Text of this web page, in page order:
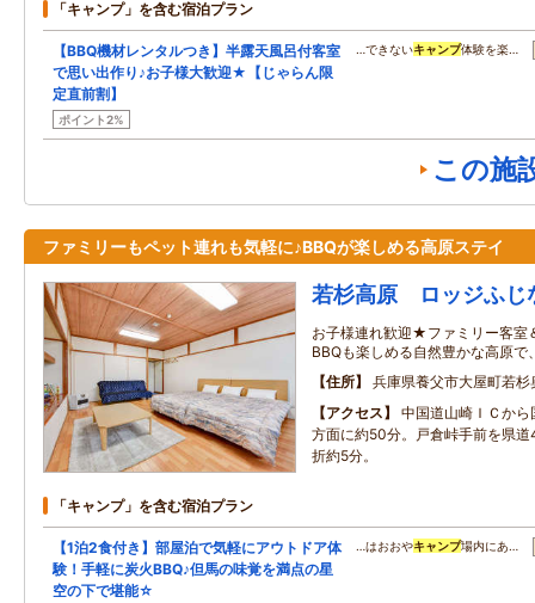
「キャンプ」を含む宿泊プラン
【BBQ機材レンタルつき】半露天風呂付客室
で思い出作り♪お子様大歓迎★【じゃらん限
定直前割】
ポイント2%
…できないキャンプ体験を楽…
この施
ファミリーもペット連れも気軽に♪BBQが楽しめる高原ステイ
若杉高原 ロッジふじ
お子様連れ歓迎★ファミリー客室
BBQも楽しめる自然豊かな高原で
住所
兵庫県養父市大屋町若
アクセス
中国道山崎ＩＣか
方面に約50分。戸倉峠手前を県
折約5分。
「キャンプ」を含む宿泊プラン
【1泊2食付き】部屋泊で気軽にアウトドア体
験！手軽に炭火BBQ♪但馬の味覚を満点の星
空の下で堪能☆
…はおおやキャンプ場内にあ…